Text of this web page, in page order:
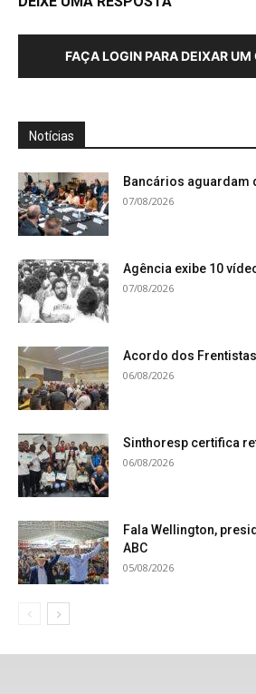
FAÇA LOGIN PARA DEIXAR
Notícias
Bancários aguardam
07/08/2026
Agência exibe 10
07/08/2026
Acordo dos
06/08/2026
Sinthoresp certifica
06/08/2026
Fala Wellington,
ABC
05/08/2026